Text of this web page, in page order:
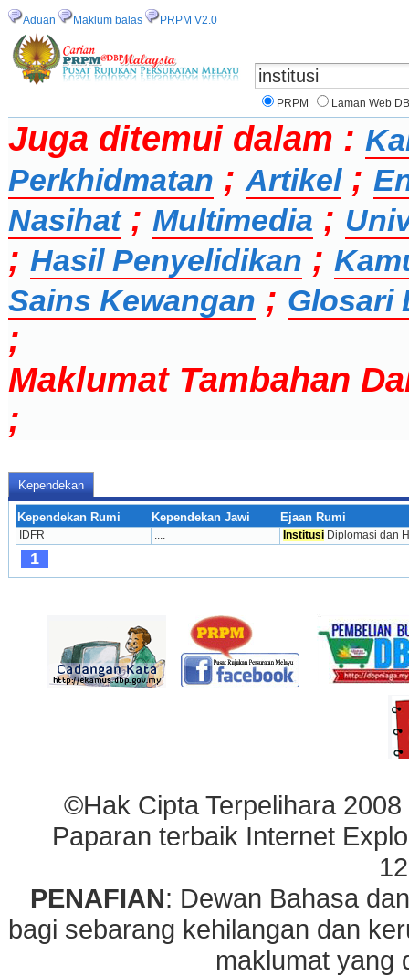
Aduan Maklum balas PRPM V2.0
PRPM Laman Web
Juga ditemui dalam :
Perkhidmatan ; Artikel;
Nasihat; Multimedia ;
; Hasil Penyelidikan ;
Sains Kewangan ; Glosari
;
Maklumat Tambahan
;
Kependekan
Kependekan Rumi Kependekan Jawi Ejaan Rumi
IDFR .... Institusi Diplomasi dan
1
©Hak Cipta Terpelihara
Paparan terbaik Internet
PENAFIAN: Dewan Bahasa
bagi sebarang kehilangan dan
maklumat yang